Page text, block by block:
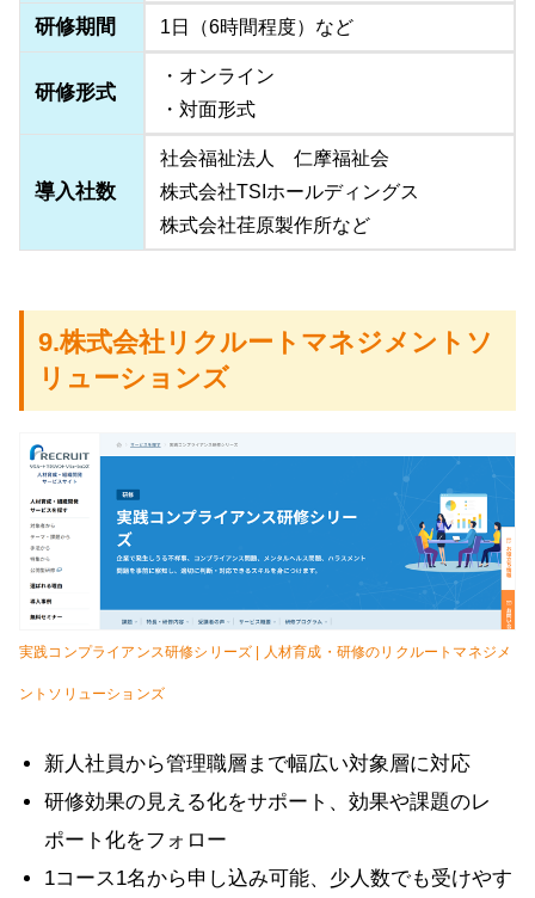
研修期間 1日（6時間程度）など
研修形式
・オンライン
・対面形式
導入社数
社会福祉法人 仁摩福祉会
株式会社TSIホールディングス
株式会社荏原製作所など
9.株式会社リクルートマネジメントソ
リューションズ
実践コンプライアンス研修シリーズ | 人材育成・研修のリクルートマネジメ
ントソリューションズ
新人社員から管理職層まで幅広い対象層に対応
研修効果の見える化をサポート、効果や課題のレ
ポート化をフォロー
1コース1名から申し込み可能、少人数でも受けやす